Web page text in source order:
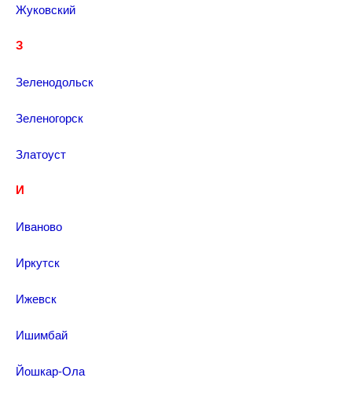
Жуковский
З
Зеленодольск
Зеленогорск
Златоуст
И
Иваново
Иркутск
Ижевск
Ишимбай
Йошкар-Ола